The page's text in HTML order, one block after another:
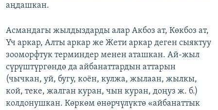
аңдашкан.
Асмандагы жылдыздарды алар Акбоз ат, Көкбоз ат,
Үч аркар, Алты аркар же Жети аркар деген сыяктуу
зооморфтук терминдер менен аташкан. Ай-жыл
сүрүштүргөндө да айбанаттардын аттарын
(чычкан, уй, бугу, коён, кулжа, жылаан, жылкы,
кой, теке, жалган куран, чын куран, доңуз ж. б.)
колдонушкан. Көркөм өнөрчүлүктө «айбанаттык